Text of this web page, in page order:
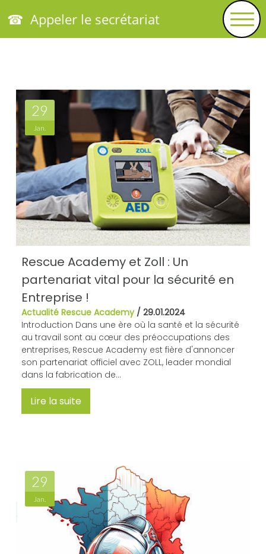
☎ Appeler le secrétariat
29
Jan.
Rescue Academy et Zoll : Un
partenariat vital pour la sécurité en
Entreprise !
Actualité Rescue Academy / 29.01.2024
Introduction Dans une ère où la santé et la sécurité
au travail sont au cœur des préoccupations des
entreprises, Rescue Academy est fière d'annoncer
son partenariat officiel avec ZOLL, leader mondial
dans la fabrication de...
Lire la suite
29
Jan.